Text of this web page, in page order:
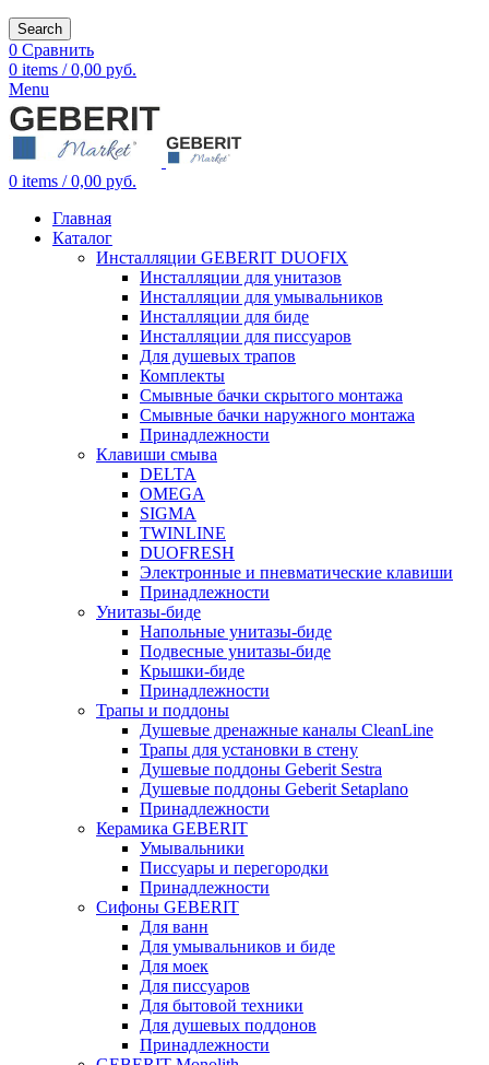
Search
0 Сравнить
0 items / 0,00 руб.
Menu
0 items / 0,00 руб.
Главная
Каталог
Инсталляции GEBERIT DUOFIX
Инсталляции для унитазов
Инсталляции для умывальников
Инсталляции для биде
Инсталляции для писсуаров
Для душевых трапов
Комплекты
Смывные бачки скрытого монтажа
Смывные бачки наружного монтажа
Принадлежности
Клавиши смыва
DELTA
OMEGA
SIGMA
TWINLINE
DUOFRESH
Электронные и пневматические клавиши
Принадлежности
Унитазы-биде
Напольные унитазы-биде
Подвесные унитазы-биде
Крышки-биде
Принадлежности
Трапы и поддоны
Душевые дренажные каналы CleanLine
Трапы для установки в стену
Душевые поддоны Geberit Sestra
Душевые поддоны Geberit Setaplano
Принадлежности
Керамика GEBERIT
Умывальники
Писсуары и перегородки
Принадлежности
Сифоны GEBERIT
Для ванн
Для умывальников и биде
Для моек
Для писсуаров
Для бытовой техники
Для душевых поддонов
Принадлежности